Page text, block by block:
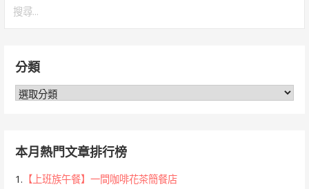
字:分類
分
本月熱門文章排行榜
1. 【上班族午餐】一間咖啡花茶簡餐店